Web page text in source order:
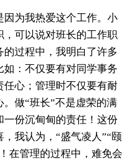
因为我热爱这个工作。小
可以说对班长的工作职
过程中，我明白了许多
：不仅要有对同学事务
心；管理时不仅要有耐
做“班长”不是虚荣的满
一份沉甸甸的责任！这份
我认为，“盛气凌人”“颐
在管理的过程中，难免会